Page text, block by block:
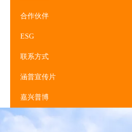
合作伙伴
ESG
联系方式
涵普宣传片
嘉兴普博